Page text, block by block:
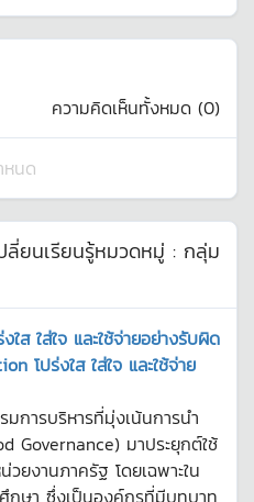
ความคิดเห็นทั้งหมด (0)
หนด
ลี่ยนเรียนรู้หมวดหมู่ : กลุ่ม
ส ใส่ใจ และใช้จ่ายอย่างรับผิด
โปร่งใส ใส่ใจ และใช้จ่าย
การบริหารที่มุ่งเน้นการนำ
Governance) มาประยุกต์ใช้
ยงานภาครัฐ โดยเฉพาะใน
กษา ซึ่งเป็นองค์กรที่มีบทบาท